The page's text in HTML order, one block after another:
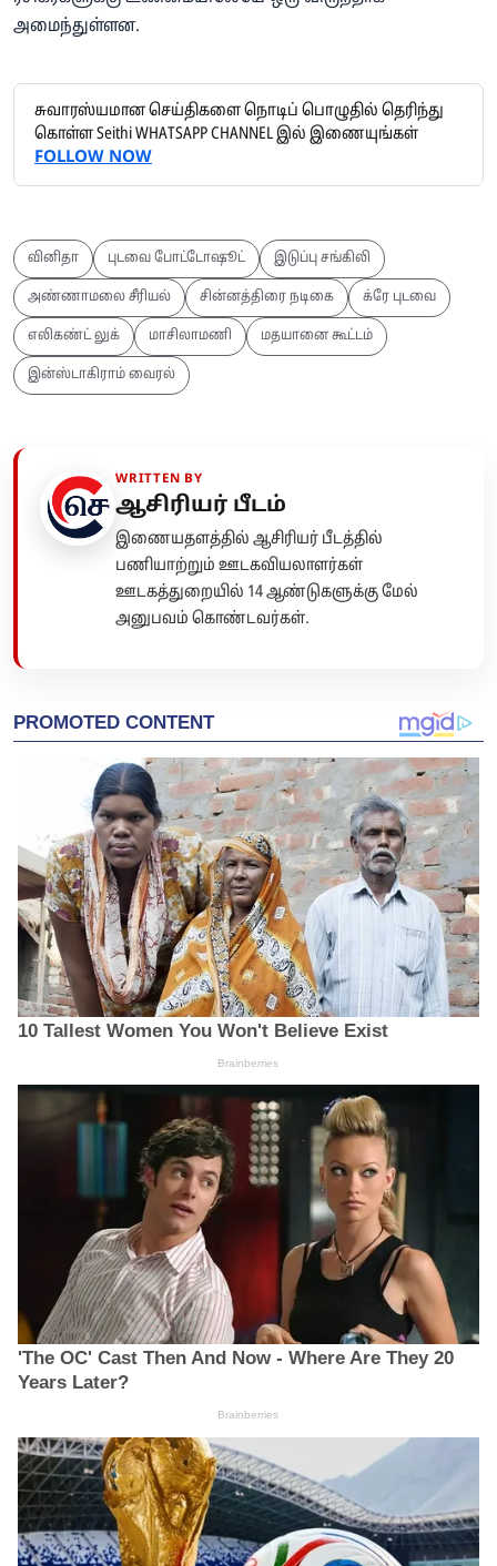
அமைந்துள்ளன.
சுவாரஸ்யமான செய்திகளை நொடிப் பொழுதில் தெரிந்து
கொள்ள Seithi WHATSAPP CHANNEL இல் இணையுங்கள்
FOLLOW NOW
வினிதா புடவை போட்டோஷூட் இடுப்பு சங்கிலி
அண்ணாமலை சீரியல் சின்னத்திரை நடிகை க்ரே புடவை
எலிகண்ட் லுக் மாசிலாமணி மதயானை கூட்டம்
இன்ஸ்டாகிராம் வைரல்
WRITTEN BY
ஆசிரியர் பீடம்
இணையதளத்தில் ஆசிரியர் பீடத்தில்
பணியாற்றும் ஊடகவியலாளர்கள்
ஊடகத்துறையில் 14 ஆண்டுகளுக்கு மேல்
அனுபவம் கொண்டவர்கள்.